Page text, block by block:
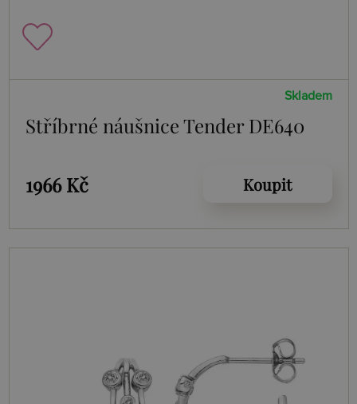
Skladem
Stříbrné náušnice Tender DE640
1966 Kč Koupit